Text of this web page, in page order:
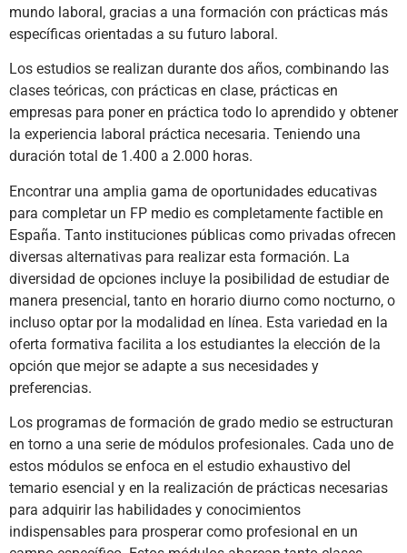
mundo laboral, gracias a una formación con prácticas más
específicas orientadas a su futuro laboral.
Los estudios se realizan durante dos años, combinando las
clases teóricas, con prácticas en clase, prácticas en
empresas para poner en práctica todo lo aprendido y obtener
la experiencia laboral práctica necesaria. Teniendo una
duración total de 1.400 a 2.000 horas.
Encontrar una amplia gama de oportunidades educativas
para completar un FP medio es completamente factible en
España. Tanto instituciones públicas como privadas ofrecen
diversas alternativas para realizar esta formación. La
diversidad de opciones incluye la posibilidad de estudiar de
manera presencial, tanto en horario diurno como nocturno, o
incluso optar por la modalidad en línea. Esta variedad en la
oferta formativa facilita a los estudiantes la elección de la
opción que mejor se adapte a sus necesidades y
preferencias.
Los programas de formación de grado medio se estructuran
en torno a una serie de módulos profesionales. Cada uno de
estos módulos se enfoca en el estudio exhaustivo del
temario esencial y en la realización de prácticas necesarias
para adquirir las habilidades y conocimientos
indispensables para prosperar como profesional en un